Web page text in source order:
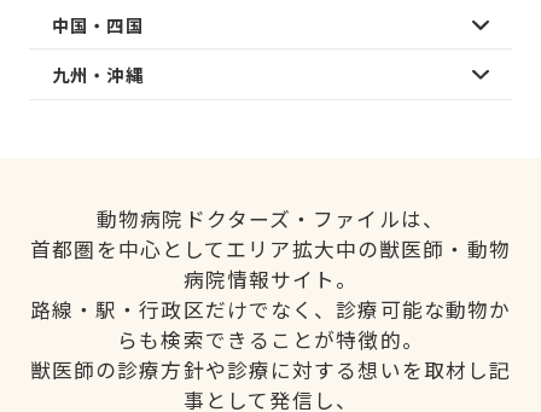
中国・四国
九州・沖縄
動物病院ドクターズ・ファイルは、
首都圏を中心としてエリア拡大中の獣医師・動物
病院情報サイト。
路線・駅・行政区だけでなく、診療可能な動物か
らも検索できることが特徴的。
獣医師の診療方針や診療に対する想いを取材し記
事として発信し、